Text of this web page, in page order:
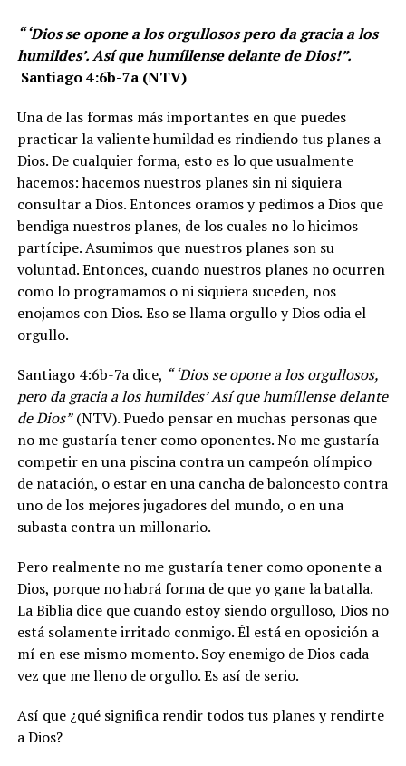
“ ‘Dios se opone a los orgullosos pero da gracia a los
humildes’. Así que humíllense delante de Dios!”.
Santiago 4:6b-7a (NTV)
Una de las formas más importantes en que puedes
practicar la valiente humildad es rindiendo tus planes a
Dios. De cualquier forma, esto es lo que usualmente
hacemos: hacemos nuestros planes sin ni siquiera
consultar a Dios. Entonces oramos y pedimos a Dios que
bendiga nuestros planes, de los cuales no lo hicimos
partícipe. Asumimos que nuestros planes son su
voluntad. Entonces, cuando nuestros planes no ocurren
como lo programamos o ni siquiera suceden, nos
enojamos con Dios. Eso se llama orgullo y Dios odia el
orgullo.
Santiago 4:6b-7a dice, “ ‘Dios se opone a los orgullosos,
pero da gracia a los humildes’ Así que humíllense delante
de Dios”(NTV). Puedo pensar en muchas personas que
no me gustaría tener como oponentes. No me gustaría
competir en una piscina contra un campeón olímpico
de natación, o estar en una cancha de baloncesto contra
uno de los mejores jugadores del mundo, o en una
subasta contra un millonario.
Pero realmente no me gustaría tener como oponente a
Dios, porque no habrá forma de que yo gane la batalla.
La Biblia dice que cuando estoy siendo orgulloso, Dios no
está solamente irritado conmigo. Él está en oposición a
mí en ese mismo momento. Soy enemigo de Dios cada
vez que me lleno de orgullo. Es así de serio.
Así que ¿qué significa rendir todos tus planes y rendirte
a Dios?